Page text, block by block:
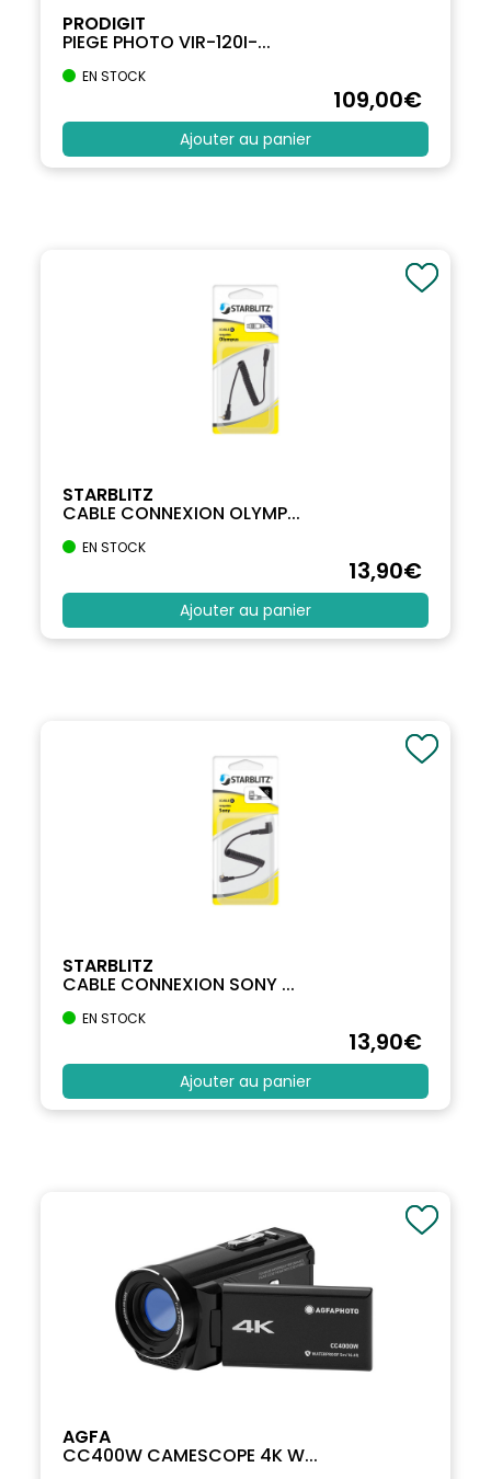
PRODIGIT
PIEGE PHOTO VIR-120I-...
EN STOCK
109,00€
Ajouter au panier
STARBLITZ
CABLE CONNEXION OLYMP...
EN STOCK
13,90€
Ajouter au panier
STARBLITZ
CABLE CONNEXION SONY ...
EN STOCK
13,90€
Ajouter au panier
AGFA
CC400W CAMESCOPE 4K W...